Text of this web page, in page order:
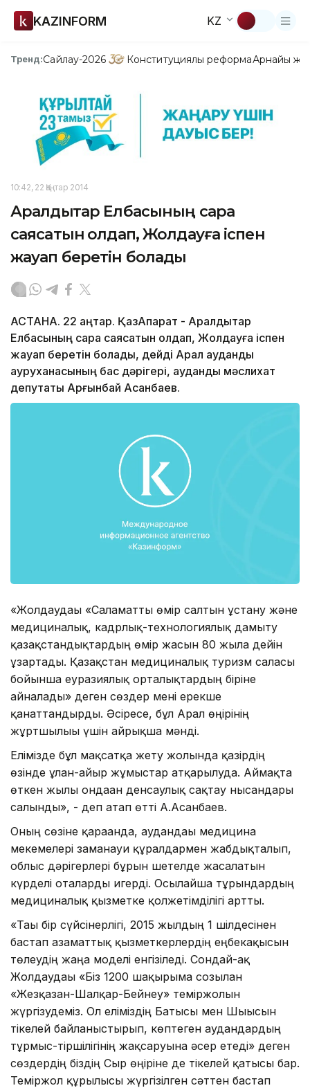
KAZINFORM KZ
Тренд:Сайлау-2026 Конституциялық реформаАрнайы
10:42, 22 Қаңтар 2014
Аралдықтар Елбасының сара
саясатын қолдап, Жолдауға іспен
жауап беретін болады
АСТАНА. 22 қаңтар. ҚазАқпарат - Аралдықтар
Елбасының сара саясатын қолдап, Жолдауға іспен
жауап беретін болады, дейді Арал аудандық
ауруханасының бас дәрігері, аудандық мәслихат
депутаты Арғынбай Асанбаев.
«Жолдаудағы «Саламатты өмір салтын ұстану және
медициналық, кадрлық-технологиялық дамыту
қазақстандықтардың өмір жасын 80 жылға дейін
ұзартады. Қазақстан медициналық туризм саласы
бойынша еуразиялық орталықтардың біріне
айналады» деген сөздер мені ерекше
қанаттандырды. Әсіресе, бұл Арал өңірінің
жұртшылығы үшін айрықша мәнді.
Елімізде бұл мақсатқа жету жолында қазірдің
өзінде ұлан-ғайыр жұмыстар атқарылуда. Аймақта
өткен жылы ондаған денсаулық сақтау нысандары
салынды», - деп атап өтті А.Асанбаев.
Оның сөзіне қарағанда, аудандағы медицина
мекемелері заманауи құралдармен жабдықталып,
облыс дәрігерлері бұрын шетелде жасалатын
күрделі оталарды игерді. Осылайша тұрғындардың
медициналық қызметке қолжетімділігі артты.
«Тағы бір сүйсінерлігі, 2015 жылдың 1 шілдесінен
бастап азаматтық қызметкерлердің еңбекақысын
төлеудің жаңа моделі енгізіледі. Сондай-ақ
Жолдаудағы «Біз 1200 шақырымға созылған
«Жезқазған-Шалқар-Бейнеу» теміржолын
жүргізудеміз. Ол еліміздің Батысы мен Шығысын
тікелей байланыстырып, көптеген аудандардың
тұрмыс-тіршілігінің жақсаруына әсер етеді» деген
сөздердің біздің Сыр өңіріне де тікелей қатысы бар.
Теміржол құрылысы жүргізілген сәттен бастап